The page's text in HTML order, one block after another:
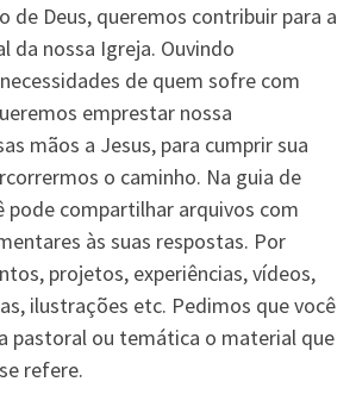
de Deus, queremos contribuir para a
da nossa Igreja. Ouvindo
de quem sofre com
emprestar nossa
mãos a Jesus, para cumprir sua
o caminho. Na guia de
pode compartilhar arquivos com
às suas respostas. Por
projetos, experiências, vídeos,
ilustrações etc. Pedimos que você
pastoral ou temática o material que
refere.